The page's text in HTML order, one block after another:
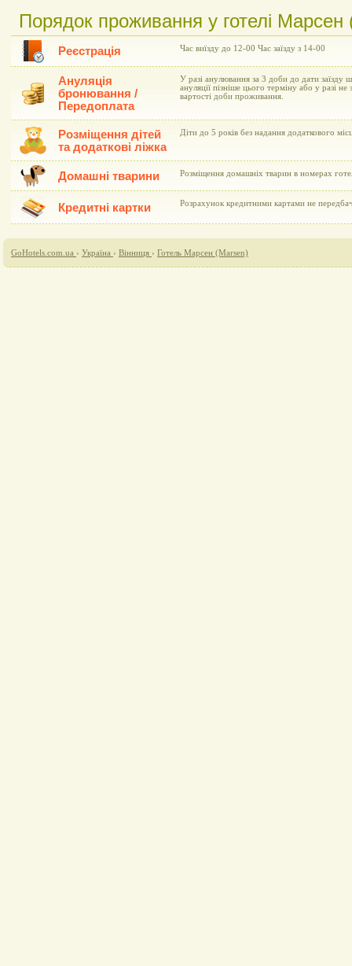
Порядок проживання у готелі Марсен
Реєстрація Час виїзду до 12-00 Час заїзду з 14-00
Ануляція
бронювання /
Передоплата
У разі анулювання за 3 доби до дати заїзду
ануляції пізніше цього терміну або у разі не
вартості доби проживання.
Розміщення дітей
та додаткові ліжка
Діти до 5 років без надання додаткового
Домашні тварини Розміщення домашніх тварин в номерах
Кредитні картки Розрахунок кредитними картами не
GoHotels.com.ua › Україна › Вінниця › Готель Марсен (Marsen)